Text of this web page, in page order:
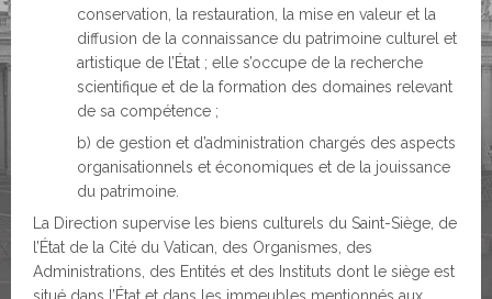
conservation, la restauration, la mise en valeur et la
diffusion de la connaissance du patrimoine culturel et
artistique de l’État ; elle s’occupe de la recherche
scientifique et de la formation des domaines relevant
de sa compétence ;
b) de gestion et d’administration chargés des aspects
organisationnels et économiques et de la jouissance
du patrimoine.
La Direction supervise les biens culturels du Saint-Siège, de
l’État de la Cité du Vatican, des Organismes, des
Administrations, des Entités et des Instituts dont le siège est